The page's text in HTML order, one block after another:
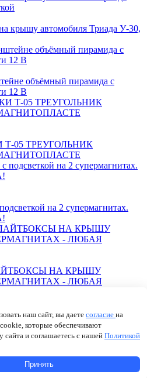
крышу автомобиля Триада У-30,
объёмный пирамида с
12 B
05 ТРЕУГОЛЬНИК
на 2 супермагнитах.
НА КРЫШУ
- ЛЮБАЯ
наш сайт, вы даете согласие на
которые обеспечивают
сайта и соглашаетесь с нашей Политикой
Принять